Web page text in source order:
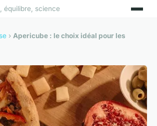
équilibre, science
› Apericube : le choix idéal pour les